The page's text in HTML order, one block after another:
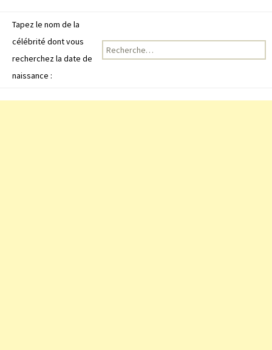
Tapez le nom de la
célébrité dont vous
recherchez la date de
naissance :
Recherche pour :